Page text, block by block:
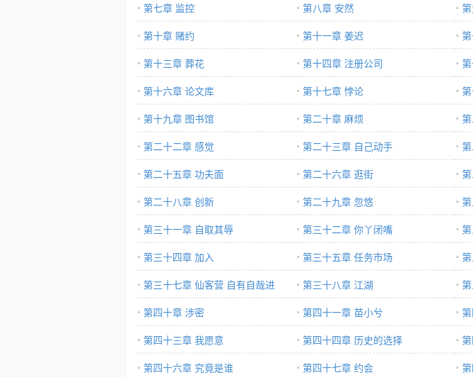
第七章 监控
第八章 安然
第十章 赌约
第十一章 姜迟
第十三章 葬花
第十四章 注册公司
第十六章 论文库
第十七章 悖论
第十九章 图书馆
第二十章 麻烦
第二十二章 感觉
第二十三章 自己动手
第二十五章 功夫面
第二十六章 逛街
第二十八章 创新
第二十九章 忽悠
第三十一章 自取其辱
第三十二章 你丫闭嘴
第三十四章 加入
第三十五章 任务市场
第三十七章 仙客营 自有自哉进
第三十八章 江湖
第四十章 涉密
第四十一章 苗小兮
第四十三章 我愿意
第四十四章 历史的选择
第四十六章 究竟是谁
第四十七章 约会